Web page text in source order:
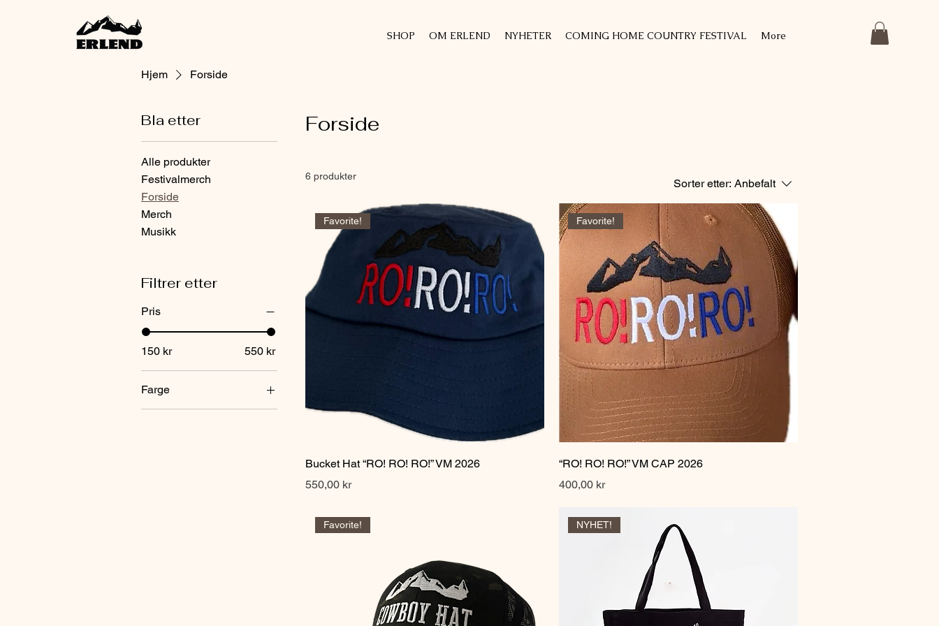
SHOP OM ERLEND NYHETER COMING HOME COUNTRY FESTIVAL More
Hjem Forside
Bla etter
Alle produkter
Festivalmerch
Forside
Merch
Musikk
Filtrer etter
Pris
150 kr 550 kr
Farge
Forside
6 produkter
Sorter etter: Anbefalt
Hurtigvisning
Favorite!
Bucket Hat “RO! RO! RO!” VM 2026
Pris
550,00 kr
Hurtigvisning
Favorite!
“RO! RO! RO!” VM CAP 2026
Pris
400,00 kr
Favorite! NYHET!